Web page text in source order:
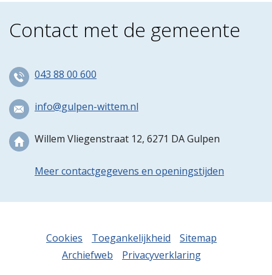
Contact met de gemeente
043 88 00 600
info@gulpen-wittem.nl
Willem Vliegenstraat 12, 6271 DA Gulpen
Meer contactgegevens en openingstijden
Cookies Toegankelijkheid
Sitemap
Archiefweb
Privacyverklaring